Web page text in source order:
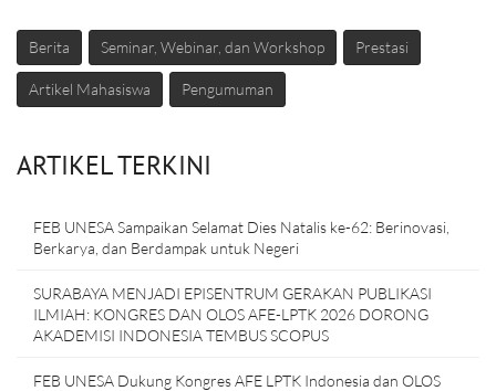
Berita Seminar, Webinar, dan Workshop Prestasi
Artikel Mahasiswa Pengumuman
ARTIKEL TERKINI
FEB UNESA Sampaikan Selamat Dies Natalis ke-62: Berinovasi,
Berkarya, dan Berdampak untuk Negeri
SURABAYA MENJADI EPISENTRUM GERAKAN PUBLIKASI
ILMIAH: KONGRES DAN OLOS AFE-LPTK 2026 DORONG
AKADEMISI INDONESIA TEMBUS SCOPUS
FEB UNESA Dukung Kongres AFE LPTK Indonesia dan OLOS